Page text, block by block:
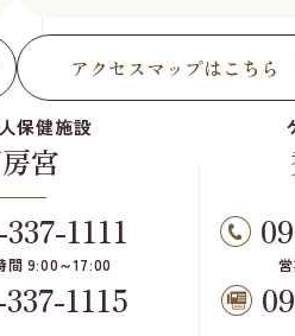
アクセスマップはこちら
保健施設
宮
1111
間 9:00～17:00
1115